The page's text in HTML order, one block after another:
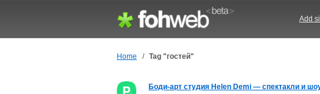
Add
Home / Tag "гостей"
Боди-арт студия Helen Demi — спектакли и